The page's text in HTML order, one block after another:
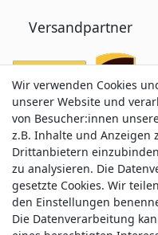
Versandpartner
Service & Kontakt
Wir verwenden Cookies
unserer Website und
von Besucher:innen
z.B. Inhalte und Anzeigen
Drittanbietern
zu analysieren. Die
gesetzte Cookies. Wir
den Einstellungen
Die Datenverarbeitung
Wir verwenden Cookies
unserer Website und
von Besucher:innen
z.B. Inhalte und Anzeigen
Drittanbietern
zu analysieren. Die
gesetzte Cookies. Wir
den Einstellungen
Die Datenverarbeitung